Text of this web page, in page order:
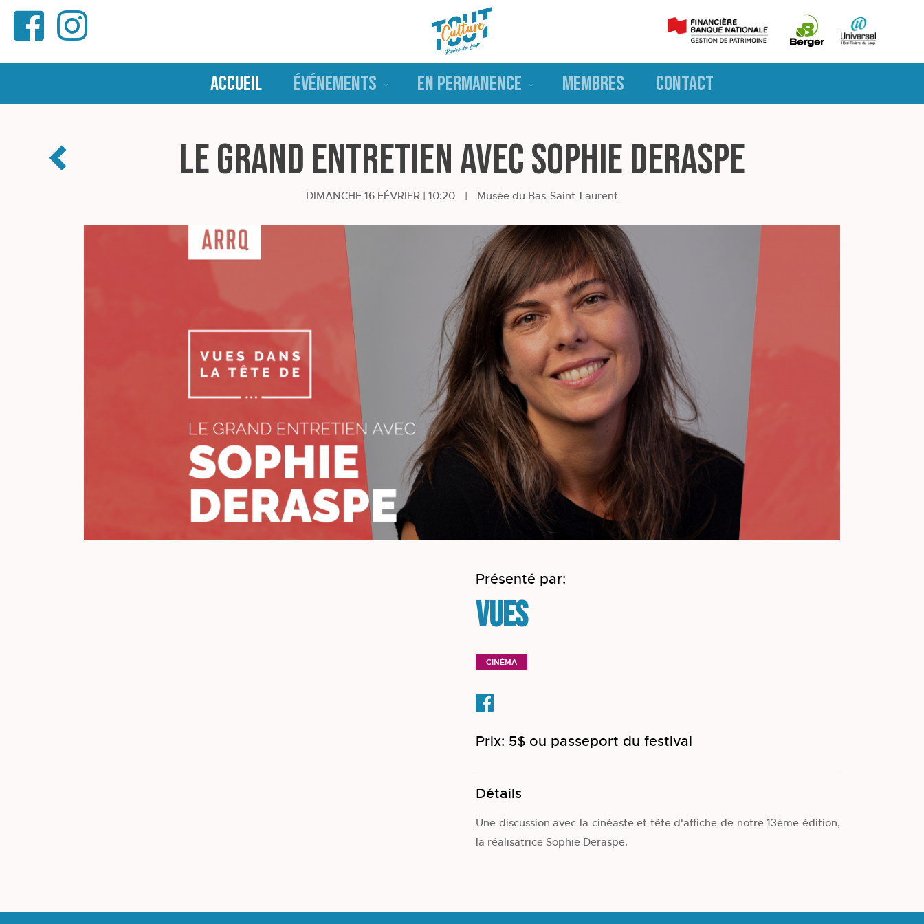
ACCUEIL ÉVÉNEMENTS EN PERMANENCE MEMBRES CONTACT
Le grand entretien avec Sophie Deraspe
DIMANCHE 16 FÉVRIER | 10:20 | Musée du Bas-Saint-Laurent
Présenté par:
VUES
CINÉMA
Prix: 5$ ou passeport du festival
Détails
Une discussion avec la cinéaste et tête d'affiche de notre 13ème édition,
la réalisatrice Sophie Deraspe.